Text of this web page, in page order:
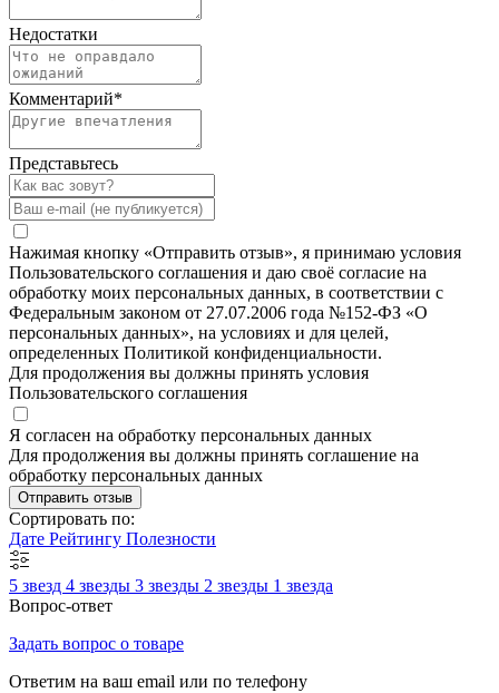
Недостатки
Комментарий*
Представьтесь
Нажимая кнопку «Отправить отзыв», я принимаю условия
Пользовательского соглашения и даю своё согласие на
обработку моих персональных данных, в соответствии с
Федеральным законом от 27.07.2006 года №152-ФЗ «О
персональных данных», на условиях и для целей,
определенных Политикой конфиденциальности.
Для продолжения вы должны принять условия
Пользовательского соглашения
Я согласен на обработку персональных данных
Для продолжения вы должны принять соглашение на
обработку персональных данных
Отправить отзыв
Сортировать по:
Дате Рейтингу Полезности
5 звезд 4 звезды 3 звезды 2 звезды 1 звезда
Вопрос-ответ
Задать вопрос о товаре
Ответим на ваш email или по телефону